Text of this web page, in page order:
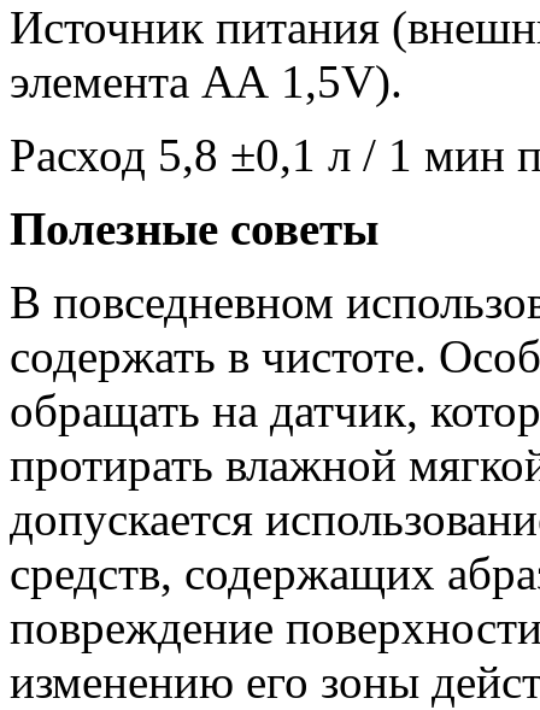
Источник питания
элемента АА 1,5V).
Расход 5,8 ±0,1 л / 1 мин
Полезные советы
В повседневном
содержать в чистоте.
обращать на датчик,
протирать влажной
допускается
средств, содержащих
повреждение
изменению его зоны